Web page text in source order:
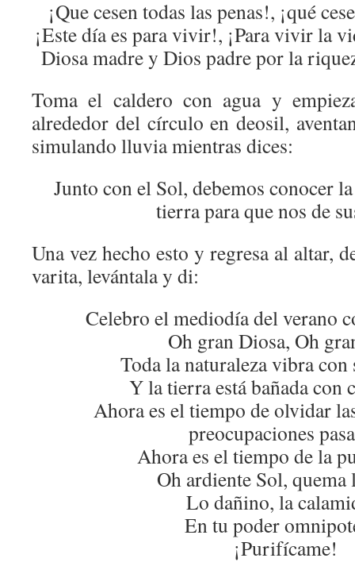
¡Que cesen todas las penas!, ¡qué
¡Este día es para vivir!, ¡Para vivir la
Diosa madre y Dios padre por la
Toma el caldero con agua y
alrededor del círculo en deosil,
simulando lluvia mientras dices:
Junto con el Sol, debemos conocer
tierra para que nos de
Una vez hecho esto y regresa al altar,
varita, levántala y di:
Celebro el mediodía del verano
Oh gran Diosa, Oh
Toda la naturaleza vibra con
Y la tierra está bañada con
Ahora es el tiempo de olvidar
preocupaciones
Ahora es el tiempo de la
Oh ardiente Sol,
Lo dañino, la
En tu poder
¡Purifícame!